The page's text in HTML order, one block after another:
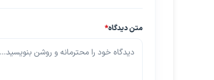
متن دیدگاه*